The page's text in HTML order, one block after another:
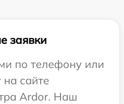
заявки
по телефону или
на сайте
Ardor. Наш